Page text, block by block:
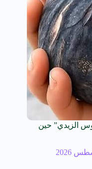
الزيدي” حين